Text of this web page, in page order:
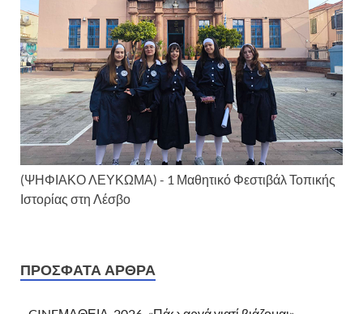
(ΨΗΦΙΑΚΟ ΛΕΥΚΩΜΑ) - 1 Μαθητικό Φεστιβάλ Τοπικής
Ιστορίας στη Λέσβο
ΠΡΌΣΦΑΤΑ ΆΡΘΡΑ